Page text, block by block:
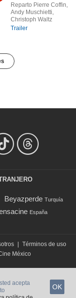
Reparto Pierre Coffin,
Andy Muschietti,
Christoph Waltz
Trailer
Beyazperde Turquía
España
| Términos de uso
México
acepta
OK